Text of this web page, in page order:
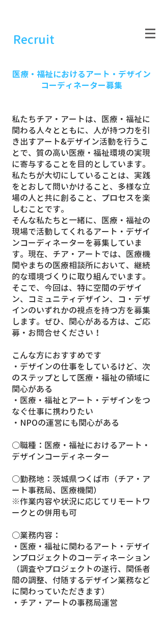
Recruit
医療・福祉におけるアート・デザイン
コーディネーター募集
私たちチア・アートは、医療・福祉に
関わる人々とともに、人が持つ力を引
き出すアート&デザイン活動を行うこ
とで、質の高い医療・福祉環境の実現
に寄与することを目的としています。
私たちが大切にしていることは、実践
をとおして問いかけること、多様な立
場の人と共に創ること、プロセスを楽
しむことです。
そんな私たちと一緒に、医療・福祉の
現場で活動してくれるアート・デザイ
ンコーディネーターを募集していま
す。現在、チア・アートでは、医療機
関やまちの医療相談所において、継続
的な環境づくりに取り組んでいます。
そこで、今回は、特に空間のデザイ
ン、コミュニティデザイン、コ・デザ
インのいずれかの視点を持つ方を募集
します。ぜひ、関心がある方は、 ご応
募・ お問合せください！
こんな方におすすめです
・デザインの仕事をしているけど、次
のステップとして医療・福祉の領域に
関心がある
・医療・福祉とアート・デザインをつ
なぐ仕事に携わりたい
・NPOの運営にも関心がある
○職種：医療・福祉におけるアート・
デザインコーディネーター
○勤務地：茨城県つくば市（チア・ア
ート事務局、医療機関）
※作業内容や状況に応じてリモートワ
ークとの併用も可
○業務内容：
・医療・福祉に関わるアート・デザイ
ンプロジェクトのコーディネーション
（調査やプロジェクトの遂行、関係者
間の調整、付随するデザイン業務など
に関わっていただきます）
・チア・アートの事務局運営